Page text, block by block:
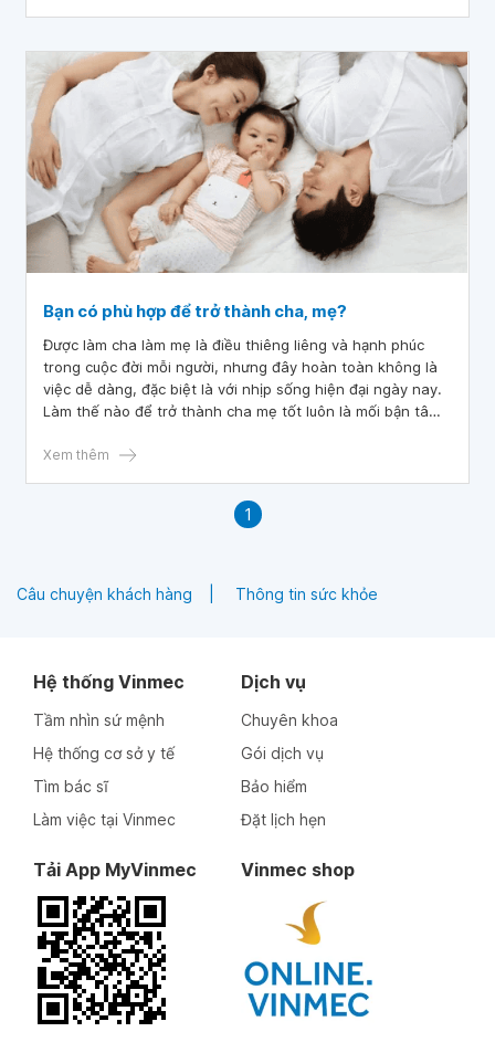
Bạn có phù hợp để trở thành cha, mẹ?
Được làm cha làm mẹ là điều thiêng liêng và hạnh phúc
trong cuộc đời mỗi người, nhưng đây hoàn toàn không là
việc dễ dàng, đặc biệt là với nhịp sống hiện đại ngày nay.
Làm thế nào để trở thành cha mẹ tốt luôn là mối bận tâm
Xem thêm
1
Câu chuyện khách hàng Thông tin sức khỏe
Hệ thống Vinmec
Tầm nhìn sứ mệnh
Hệ thống cơ sở y tế
Tìm bác sĩ
Làm việc tại Vinmec
Dịch vụ
Chuyên khoa
Gói dịch vụ
Bảo hiểm
Đặt lịch hẹn
Tải App MyVinmec Vinmec shop